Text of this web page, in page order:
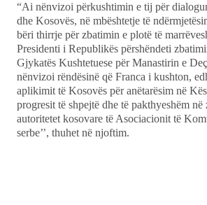
“Ai nënvizoi përkushtimin e tij për
dhe Kosovës, në mbështetje të
bëri thirrje për zbatimin e plotë të
Presidenti i Republikës përshëndeti
Gjykatës Kushtetuese për Manastirin e
nënvizoi rëndësinë që Franca i kushton,
aplikimit të Kosovës për anëtarësim në
progresit të shpejtë dhe të pakthyeshëm në
autoritetet kosovare të Asociacionit të
serbe’’, thuhet në njoftim.